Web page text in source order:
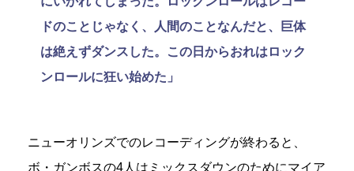
ドのことじゃなく、人間のことなんだと、巨体
は絶えずダンスした。この日からおれはロック
ンロールに狂い始めた」
ニューオリンズでのレコーディングが終わると、
ボ・ガンボスの4人はミックスダウンのためにマイア